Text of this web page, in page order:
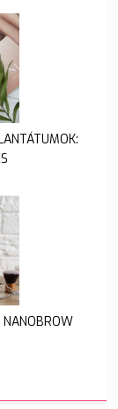
NANOBROW